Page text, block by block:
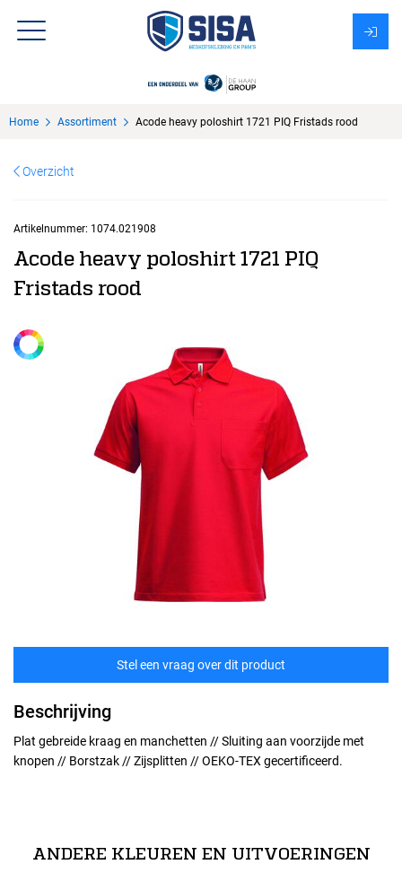
Over Sisa
KMS
Uitzendbureau?
Home Assortiment Acode heavy poloshirt 1721 PIQ Fristads rood
Overzicht
Artikelnummer: 1074.021908
Acode heavy poloshirt 1721 PIQ
Fristads rood
Stel een vraag over dit product
Beschrijving
Plat gebreide kraag en manchetten // Sluiting aan voorzijde met
knopen // Borstzak // Zijsplitten // OEKO-TEX gecertificeerd.
g/m².ANDERE KLEUREN EN UITVOERINGEN